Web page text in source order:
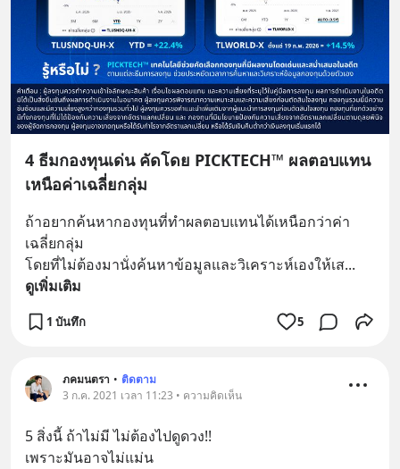
4 ธีมกองทุนเด่น คัดโดย PICKTECH™ ผลตอบแทน
เหนือค่าเฉลี่ยกลุ่ม
ถ้าอยากค้นหากองทุนที่ทำผลตอบแทนได้เหนือกว่าค่า
เฉลี่ยกลุ่ม
โดยที่ไม่ต้องมานั่งค้นหาข้อมูลและวิเคราะห์เองให้เส...
ดูเพิ่มเติม
1 บันทึก 5
ภคมนตรา • ติดตาม
3 ก.ค. 2021 เวลา 11:23 • ความคิดเห็น
5 สิ่งนี้ ถ้าไม่มี ไม่ต้องไปดูดวง!!
เพราะมันอาจไม่แม่น